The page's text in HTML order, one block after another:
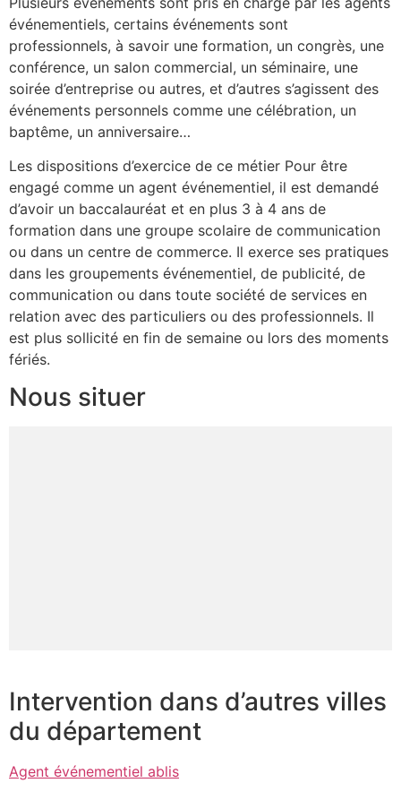
événementiels, certains événements sont
professionnels, à savoir une formation, un congrès, une
conférence, un salon commercial, un séminaire, une
soirée d’entreprise ou autres, et d’autres s’agissent des
événements personnels comme une célébration, un
baptême, un anniversaire…
Les dispositions d’exercice de ce métier Pour être
engagé comme un agent événementiel, il est demandé
d’avoir un baccalauréat et en plus 3 à 4 ans de
formation dans une groupe scolaire de communication
ou dans un centre de commerce. Il exerce ses pratiques
dans les groupements événementiel, de publicité, de
communication ou dans toute société de services en
relation avec des particuliers ou des professionnels. Il
est plus sollicité en fin de semaine ou lors des moments
fériés.
Nous situer
Intervention dans d’autres villes
du département
Agent événementiel ablis